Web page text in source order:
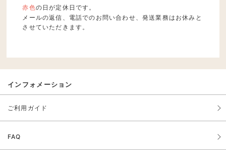
赤色の日が定休日です。
メールの返信、電話でのお問い合わせ、発送業務はお休みと
させていただきます。
インフォメーション
ご利用ガイド
FAQ